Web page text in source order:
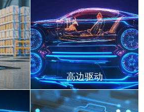
高边驱动
车规智能高边开关12V
车规智能高边开关24V